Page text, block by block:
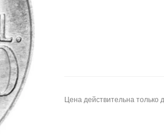
Цена действительна только